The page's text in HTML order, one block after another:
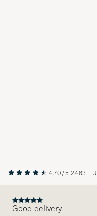
4.70/5 2463
Good delivery